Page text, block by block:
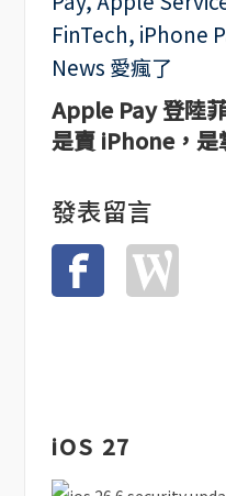
Apple Pay 登陸
是賣 iPhone，是
發表留言
iOS 27